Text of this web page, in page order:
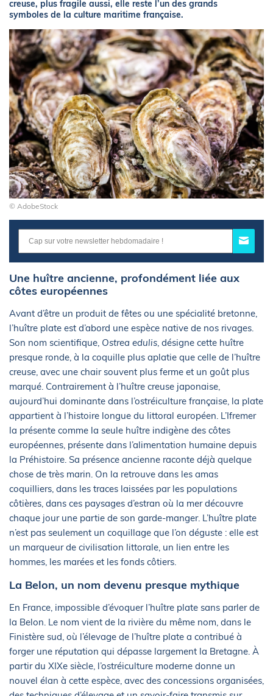
creuse, plus fragile aussi, elle reste l’un des grands
symboles de la culture maritime française.
© AdobeStock
Une huître ancienne, profondément liée aux
côtes européennes
Avant d’être un produit de fêtes ou une spécialité bretonne,
l’huître plate est d’abord une espèce native de nos rivages.
Son nom scientifique, Ostrea edulis, désigne cette huître
presque ronde, à la coquille plus aplatie que celle de l’huître
creuse, avec une chair souvent plus ferme et un goût plus
marqué. Contrairement à l’huître creuse japonaise,
aujourd’hui dominante dans l’ostréiculture française, la plate
appartient à l’histoire longue du littoral européen. L’Ifremer
la présente comme la seule huître indigène des côtes
européennes, présente dans l’alimentation humaine depuis
la Préhistoire. Sa présence ancienne raconte déjà quelque
chose de très marin. On la retrouve dans les amas
coquilliers, dans les traces laissées par les populations
côtières, dans ces paysages d’estran où la mer découvre
chaque jour une partie de son garde-manger. L’huître plate
n’est pas seulement un coquillage que l’on déguste : elle est
un marqueur de civilisation littorale, un lien entre les
hommes, les marées et les fonds côtiers.
La Belon, un nom devenu presque mythique
En France, impossible d’évoquer l’huître plate sans parler de
la Belon. Le nom vient de la rivière du même nom, dans le
Finistère sud, où l’élevage de l’huître plate a contribué à
forger une réputation qui dépasse largement la Bretagne. À
partir du XIXe siècle, l’ostréiculture moderne donne un
nouvel élan à cette espèce, avec des concessions organisées,